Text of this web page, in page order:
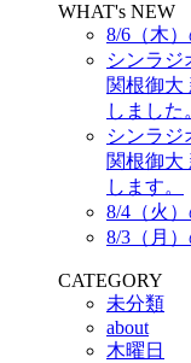
WHAT's NEW
8/6（木
シンラジ
関根御大
しました
シンラジ
関根御大
します。
8/4（火
8/3（月
CATEGORY
未分類
about
木曜日